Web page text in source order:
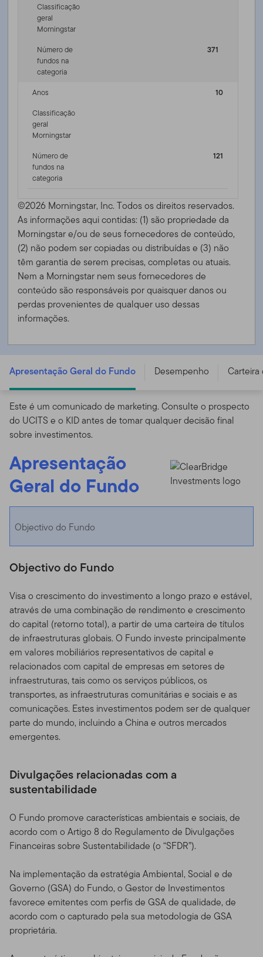
Classificação
geral
Morningstar
Número de
fundos na
categoria
371
Anos
10
Classificação
geral
Morningstar
Número de
fundos na
categoria
121
©2026 Morningstar, Inc. Todos os direitos reservados.
As informações aqui contidas: (1) são propriedade da
Morningstar e/ou de seus fornecedores de conteúdo,
(2) não podem ser copiadas ou distribuídas e (3) não
têm garantia de serem precisas, completas ou atuais.
Nem a Morningstar nem seus fornecedores de
conteúdo são responsáveis ​​por quaisquer danos ou
perdas provenientes de qualquer uso dessas
informações.
ACC - IE00BD4GV231
Apresentação Geral do Fundo Desempenho
Este é um comunicado de marketing. Consulte o prospecto
do UCITS e o KID antes de tomar qualquer decisão final
sobre investimentos.
Apresentação
Geral do Fundo
Objectivo do Fundo
Objectivo do Fundo
Visa o crescimento do investimento a longo prazo e estável,
através de uma combinação de rendimento e crescimento
do capital (retorno total), a partir de uma carteira de títulos
de infraestruturas globais. O Fundo investe principalmente
em valores mobiliários representativos de capital e
relacionados com capital de empresas em setores de
infraestruturas, tais como os serviços públicos, os
transportes, as infraestruturas comunitárias e sociais e as
comunicações. Estes investimentos podem ser de qualquer
parte do mundo, incluindo a China e outros mercados
emergentes.
Divulgações relacionadas com a
sustentabilidade
O Fundo promove características ambientais e sociais, de
acordo com o Artigo 8 do Regulamento de Divulgações
Financeiras sobre Sustentabilidade (o “SFDR”).
Na implementação da estratégia Ambiental, Social e de
Governo (GSA) do Fundo, o Gestor de Investimentos
favorece emitentes com perfis de GSA de qualidade, de
acordo com o capturado pela sua metodologia de GSA
proprietária.